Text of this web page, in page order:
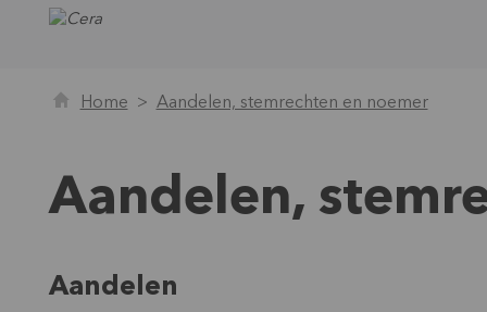
Home Aandelen, stemrechten en noemer
Aandelen,
Aandelen